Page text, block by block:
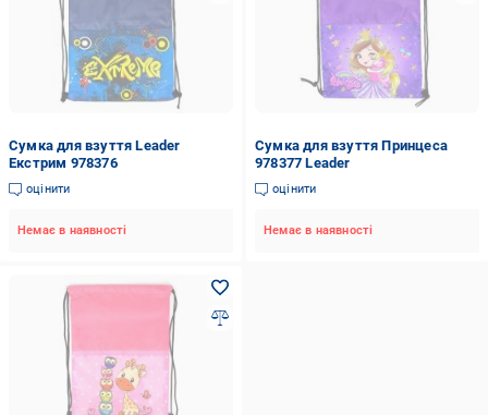
Сумка для взуття Leader
Екстрим 978376
оцінити
Немає в наявності
Сумка для взуття Принцеса
978377 Leader
оцінити
Немає в наявності